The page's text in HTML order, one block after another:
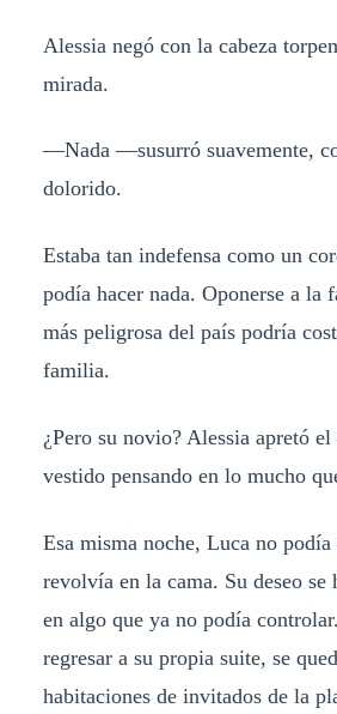
Alessia negó con la cabeza
mirada.
—Nada —susurró suavemente,
dolorido.
Estaba tan indefensa como un
podía hacer nada. Oponerse a la
más peligrosa del país podría
familia.
¿Pero su novio? Alessia apretó
vestido pensando en lo mucho
Esa misma noche, Luca no
revolvía en la cama. Su deseo se
en algo que ya no podía
regresar a su propia suite, se
habitaciones de invitados de la